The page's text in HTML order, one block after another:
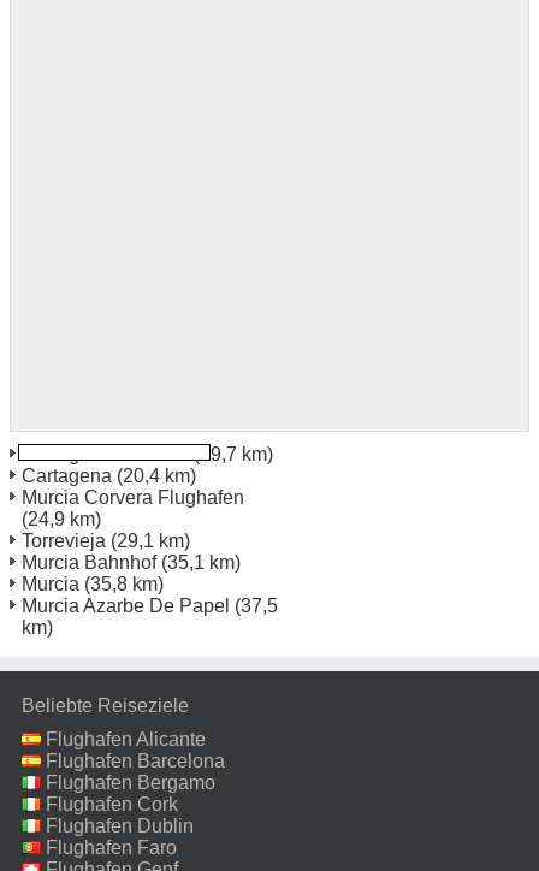
Cartagena Bahnhof(19,7 km)
Cartagena (20,4 km)
Murcia Corvera Flughafen
(24,9 km)
Torrevieja (29,1 km)
Murcia Bahnhof(35,1 km)
Murcia (35,8 km)
Murcia Azarbe De Papel (37,5
km)
Beliebte Reiseziele
Flughafen Alicante
Flughafen Barcelona
Flughafen Bergamo
Flughafen Cork
Flughafen Dublin
Flughafen Faro